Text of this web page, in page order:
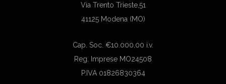
Via Trento Trieste,51
41125 Modena (MO)
Cap. Soc. €10.000,00 i.v.
Reg. Imprese MO24508
P.IVA 01826830364